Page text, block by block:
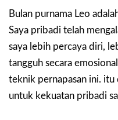
Bulan purnama Leo
Saya pribadi telah
saya lebih percaya diri,
tangguh secara
teknik pernapasan ini. itu
untuk kekuatan pribadi